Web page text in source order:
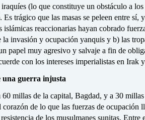
(lo que constituye un obstáculo a
trágico que las masas se peleen entre sí,
islámicas reaccionarias hayan cobrado
la invasión y ocupación yanquis y b) las
papel muy agresivo y salvaje a fin de
con los intereses imperialistas en Irak
una guerra injusta
60 millas de la capital, Bagdad, y a 30
corazón de lo que las fuerzas de ocupación
de los musulmanes sunitas. Entre